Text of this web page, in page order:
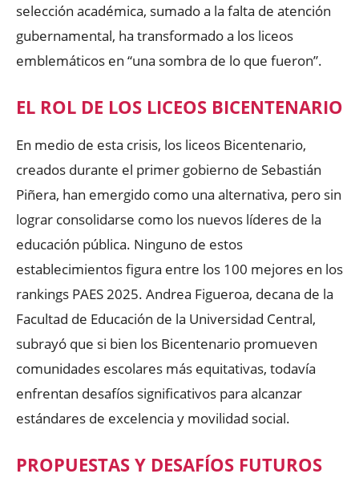
selección académica, sumado a la falta de atención
gubernamental, ha transformado a los liceos
emblemáticos en “una sombra de lo que fueron”.
EL ROL DE LOS LICEOS BICENTENARIO
En medio de esta crisis, los liceos Bicentenario,
creados durante el primer gobierno de Sebastián
Piñera, han emergido como una alternativa, pero sin
lograr consolidarse como los nuevos líderes de la
educación pública. Ninguno de estos
establecimientos figura entre los 100 mejores en los
rankings PAES 2025. Andrea Figueroa, decana de la
Facultad de Educación de la Universidad Central,
subrayó que si bien los Bicentenario promueven
comunidades escolares más equitativas, todavía
enfrentan desafíos significativos para alcanzar
estándares de excelencia y movilidad social.
PROPUESTAS Y DESAFÍOS FUTUROS